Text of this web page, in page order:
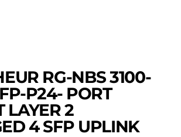
RG-NBS 3100-
P24- PORT
LAYER 2
4 SFP UPLINK